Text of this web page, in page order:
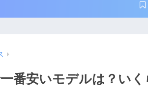
番安いモデルは？いく